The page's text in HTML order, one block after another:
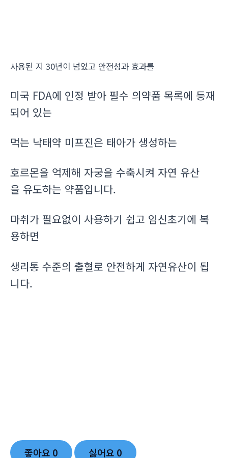
사용된 지 30년이 넘었고 안전성과 효과를
미국 FDA에 인정 받아 필수 의약품 목록에 등재
되어 있는
먹는 낙태약 미프진은 태아가 생성하는
호르몬을 억제해 자궁을 수축시켜 자연 유산
을 유도하는 약품입니다.
마취가 필요없이 사용하기 쉽고 임신초기에 복
용하면
생리통 수준의 출혈로 안전하게 자연유산이 됩
니다.
좋아요 0 싫어요 0